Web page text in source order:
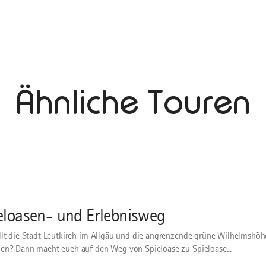
Ähnliche Touren
und Erlebnisweg
die Stadt Leutkirch im Allgäu und die angrenzende grüne
Dann macht euch auf den Weg von Spieloase zu Spieloase...